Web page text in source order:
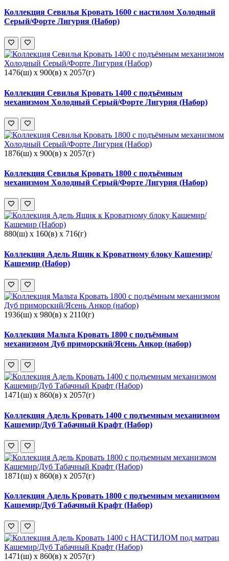
Коллекция Севилья Кровать 1600 с настилом Холодный
Серый/Форте Лигурия (Набор)
1476(ш) x 900(в) x 2057(г)
Коллекция Севилья Кровать 1400 с подъёмным
механизмом Холодный Серый/Форте Лигурия (Набор)
1876(ш) x 900(в) x 2057(г)
Коллекция Севилья Кровать 1800 с подъёмным
механизмом Холодный Серый/Форте Лигурия (Набор)
880(ш) x 160(в) x 716(г)
Коллекция Адель Ящик к Кроватному блоку Кашемир/
Кашемир (Набор)
1936(ш) x 980(в) x 2110(г)
Коллекция Мальта Кровать 1800 с подъёмным
механизмом Дуб приморский/Ясень Анкор (набор)
1471(ш) x 860(в) x 2057(г)
Коллекция Адель Кровать 1400 с подъемным механизмом
Кашемир/Дуб Табачный Крафт (Набор)
1871(ш) x 860(в) x 2057(г)
Коллекция Адель Кровать 1800 с подъемным механизмом
Кашемир/Дуб Табачный Крафт (Набор)
1471(ш) x 860(в) x 2057(г)